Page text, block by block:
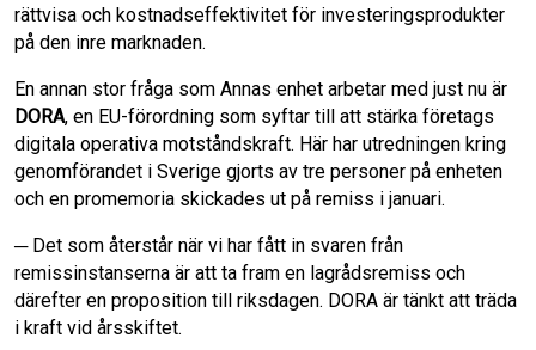
rättvisa och kostnadseffektivitet för investeringsprodukter
på den inre marknaden.
En annan stor fråga som Annas enhet arbetar med just nu är
DORA, en EU-förordning som syftar till att stärka företags
digitala operativa motståndskraft. Här har utredningen kring
genomförandet i Sverige gjorts av tre personer på enheten
och en promemoria skickades ut på remiss i januari.
─ Det som återstår när vi har fått in svaren från
remissinstanserna är att ta fram en lagrådsremiss och
därefter en proposition till riksdagen. DORA är tänkt att träda
i kraft vid årsskiftet.